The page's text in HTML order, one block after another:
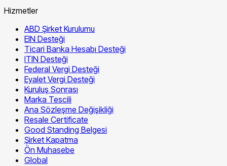
Hizmetler
ABD Şirket Kurulumu
EIN Desteği
Ticari Banka Hesabı Desteği
ITIN Desteği
Federal Vergi Desteği
Eyalet Vergi Desteği
Kuruluş Sonrası
Marka Tescili
Ana Sözleşme Değişikliği
Resale Certificate
Good Standing Belgesi
Şirket Kapatma
Ön Muhasebe
Global